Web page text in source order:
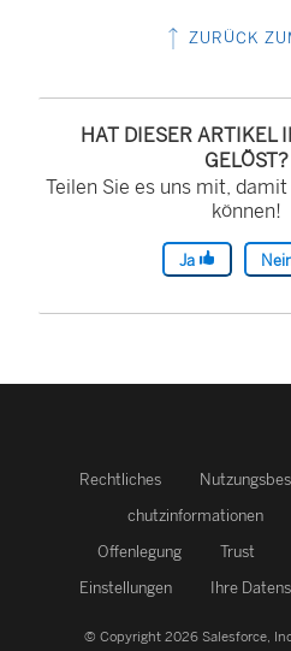
ZURÜCK
HAT DIESER ARTIKEL
GELÖST?
Teilen Sie es uns mit,
können!
Ja
Rechtliches
chutzinformationen
Offenlegung
Trust
Einstellungen
Ihre
© Copyright 2026 Salesforce,